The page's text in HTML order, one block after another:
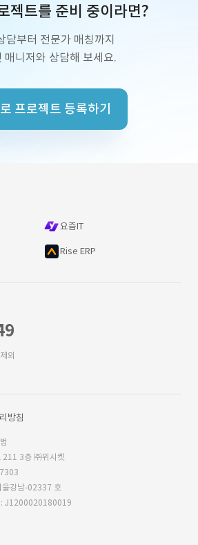
젝트를 준비 중이라면?
담부터 전문가 매칭까지
매니저와 상담해 보세요.
프로젝트 등록하기
요즘IT
Rise ERP
외
방침
211 3층 ㈜위시켓
울강남-02337 호
: J1200020180019